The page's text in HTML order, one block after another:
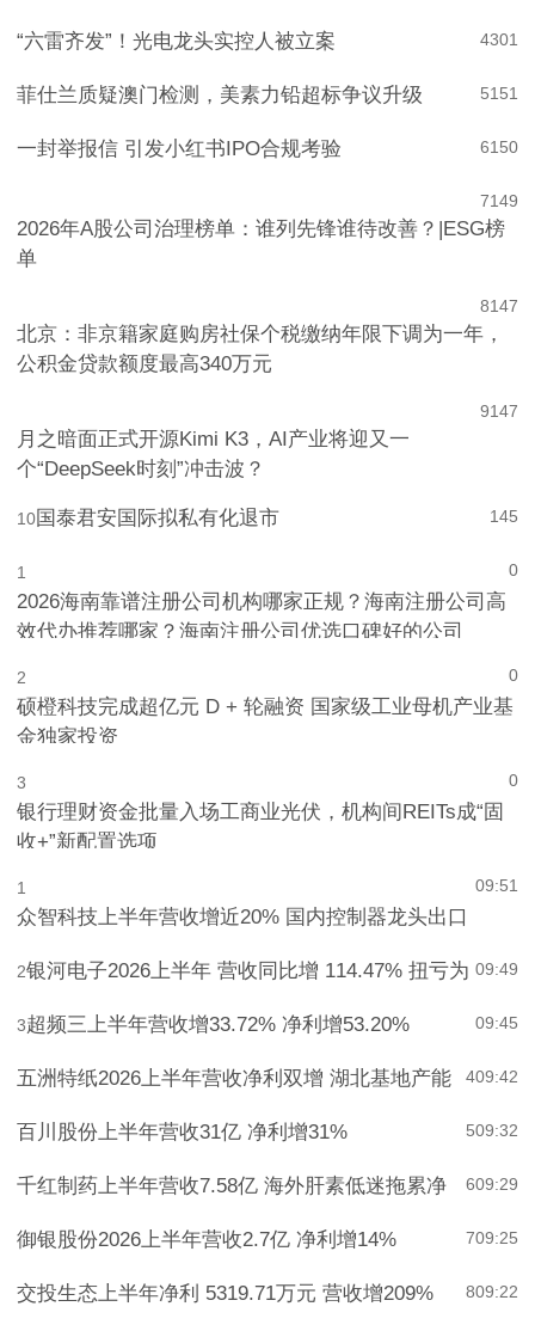
301
4
“六雷齐发”！光电龙头实控人被立案
151
5
菲仕兰质疑澳门检测，美素力铅超标争议升级
150
6
一封举报信 引发小红书IPO合规考验
149
7
2026年A股公司治理榜单：谁列先锋谁待改善？|ESG榜
单
147
8
北京：非京籍家庭购房社保个税缴纳年限下调为一年，
公积金贷款额度最高340万元
147
9
月之暗面正式开源Kimi K3，AI产业将迎又一
个“DeepSeek时刻”冲击波？
145
10国泰君安国际拟私有化退市
0
1
2026海南靠谱注册公司机构哪家正规？海南注册公司高
效代办推荐哪家？海南注册公司优选口碑好的公司
0
2
硕橙科技完成超亿元 D + 轮融资 国家级工业母机产业基
金独家投资
0
3
银行理财资金批量入场工商业光伏，机构间REITs成“固
收+”新配置选项
09:51
1
众智科技上半年营收增近20% 国内控制器龙头出口
09:49
2银河电子2026上半年 营收同比增 114.47% 扭亏为
09:45
3超频三上半年营收增33.72% 净利增53.20%
09:42
4
五洲特纸2026上半年营收净利双增 湖北基地产能
09:32
5
百川股份上半年营收31亿 净利增31%
09:29
6
千红制药上半年营收7.58亿 海外肝素低迷拖累净
09:25
7
御银股份2026上半年营收2.7亿 净利增14%
09:22
8
交投生态上半年净利 5319.71万元 营收增209%